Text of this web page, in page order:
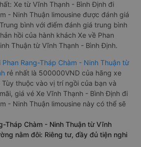
Xe từ Vĩnh Thạnh - Bình Định đi
- Ninh Thuận limousine được đánh giá
bình với điểm đánh giá trung bình
hồi của hành khách Xe về Phan
Thuận từ Vĩnh Thạnh - Bình Định.
Phan Rang-Tháp Chàm - Ninh Thuận từ
rẻ nhất là 500000VND của hãng xe
thuộc vào vị trí ngồi của bạn và
giá vé Xe Vĩnh Thạnh - Bình Định đi
- Ninh Thuận limousine này có thể sẽ
Tháp Chàm - Ninh Thuận từ Vĩnh
nằm đôi: Riêng tư, đầy đủ tiện nghi